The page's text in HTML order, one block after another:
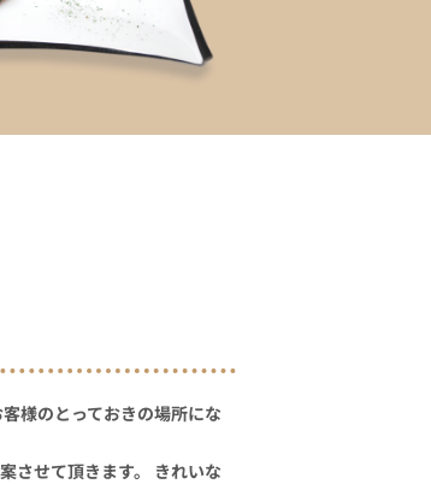
様のとっておきの場所にな
させて頂きます。 きれいな